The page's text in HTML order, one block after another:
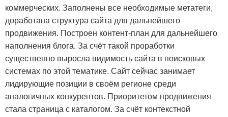
коммерческих. Заполнены все необходимые метатеги,
доработана структура сайта для дальнейшего
продвижения. Построен контент-план для дальнейшего
наполнения блога. За счёт такой проработки
существенно выросла видимость сайта в поисковых
системах по этой тематике. Сайт сейчас занимает
лидирующие позиции в своём регионе среди
аналогичных конкурентов. Приоритетом продвижения
стала страница с каталогом. За счёт контекстной